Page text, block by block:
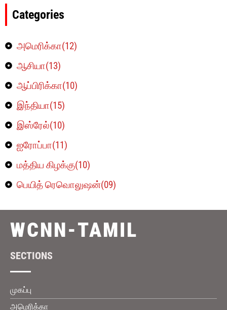
Categories
அமெரிக்கா(12)
ஆசியா(13)
ஆப்பிரிக்கா(10)
இந்தியா(15)
இஸ்ரேல்(10)
ஐரோப்பா(11)
மத்திய கிழக்கு(10)
பெயித் ரெவொலுஷன்(09)
WCNN-TAMIL
SECTIONS
முகப்பு
அமெரிக்கா